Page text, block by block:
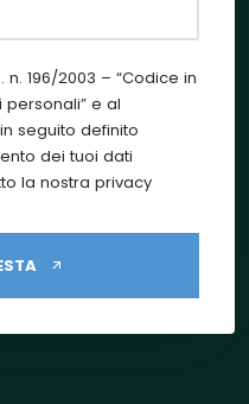
n. 196/2003 – “Codice in
e al
seguito definito
dei tuoi dati
la nostra privacy